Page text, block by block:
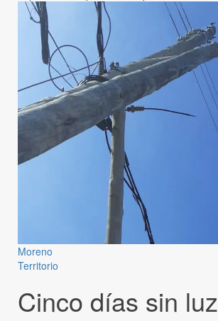
Moreno
Territorio
Cinco días sin luz